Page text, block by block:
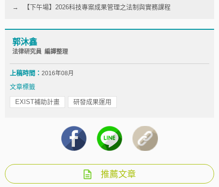
【下午場】2026科技專案成果管理之法制與實務課程
郭沐鑫
法律研究員 編譯整理
上稿時間： 2016年08月
文章標籤
EXIST補助計畫 研發成果運用
推薦文章